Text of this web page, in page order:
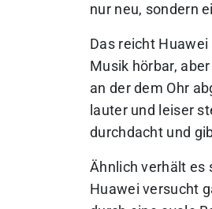
nur neu, sondern
Das reicht
Musik hörbar,
an der dem Ohr
lauter und leiser
durchdacht und
Ähnlich verhält es
Huawei versucht